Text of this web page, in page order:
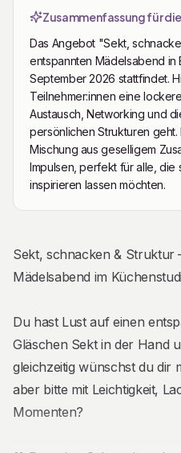
Zusammenfassung für
Das Angebot "Sekt,
entspannten Mädelsabend in
September 2026 stattfindet.
Teilnehmer:innen eine
Austausch, Networking und
persönlichen Strukturen
Mischung aus geselligem
Impulsen, perfekt für alle, die
inspirieren lassen möchten.
Beschreibung
Sekt, schnacken & Struktur
Mädelsabend im
Du hast Lust auf einen
Gläschen Sekt in der Hand
gleichzeitig wünschst du dir
aber bitte mit Leichtigkeit,
Momenten?